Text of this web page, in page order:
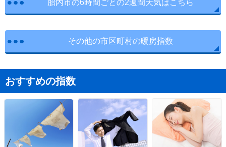
胎内市の6時間ごとの2週間天気はこちら
その他の市区町村の暖房指数
おすすめの指数